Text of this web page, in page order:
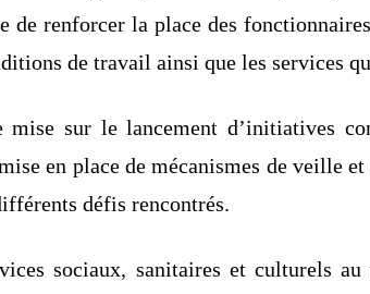
renforcer la place des
de travail ainsi que les services
sur le lancement d’initiatives
en place de mécanismes de veille
défis rencontrés.
sociaux, sanitaires et culturels